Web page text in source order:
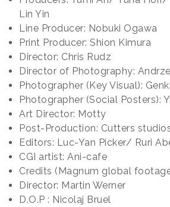
Lin Yin
Line Producer: Nobuki Ogawa
Print Producer: Shion Kimura
Director: Chris Rudz
Director of Photography:
Photographer (Key Visual):
Photographer (Social Posters):
Art Director: Motty
Post-Production: Cutters
Editors: Luc-Yan Picker/ Ruri
CGI artist: Ani-cafe
Credits (Magnum global
Director: Martin Werner
D.O.P : Nicolaj Bruel